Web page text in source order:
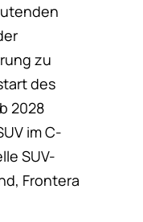
zu
des
2028
im C-
SUV-
Frontera